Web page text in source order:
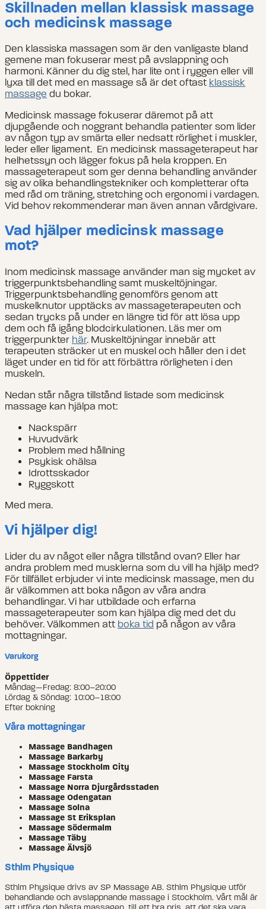
Skillnaden mellan klassisk massage
och medicinsk massage
Den klassiska massagen som är den vanligaste bland
gemene man fokuserar mest på avslappning och
harmoni. Känner du dig stel, har lite ont i ryggen eller vill
lyxa till det med en massage så är det oftast klassisk
massage du bokar.
Medicinsk massage fokuserar däremot på att
djupgående och noggrant behandla patienter som lider
av någon typ av smärta eller nedsatt rörlighet i muskler,
leder eller ligament. En medicinsk massageterapeut har
helhetssyn och lägger fokus på hela kroppen. En
massageterapeut som ger denna behandling använder
sig av olika behandlingstekniker och kompletterar ofta
med råd om träning, stretching och ergonomi i vardagen.
Vid behov rekommenderar man även annan vårdgivare.
Vad hjälper medicinsk massage
mot?
Inom medicinsk massage använder man sig mycket av
triggerpunktsbehandling samt muskeltöjningar.
Triggerpunktsbehandling genomförs genom att
muskelknutor upptäcks av massageterapeuten och
sedan trycks på under en längre tid för att lösa upp
dem och få igång blodcirkulationen. Läs mer om
triggerpunkter här. Muskeltöjningar innebär att
terapeuten sträcker ut en muskel och håller den i det
läget under en tid för att förbättra rörligheten i den
muskeln.
Nedan står några tillstånd listade som medicinsk
massage kan hjälpa mot:
Nackspärr
Huvudvärk
Problem med hållning
Psykisk ohälsa
Idrottsskador
Ryggskott
Med mera.
Vi hjälper dig!
Lider du av något eller några tillstånd ovan? Eller har
andra problem med musklerna som du vill ha hjälp med?
För tillfället erbjuder vi inte medicinsk massage, men du
är välkommen att boka någon av våra andra
behandlingar. Vi har utbildade och erfarna
massageterapeuter som kan hjälpa dig med det du
behöver. Välkommen att boka tid på någon av våra
mottagningar.
Varukorg
Öppettider
Måndag—Fredag: 8:00–20:00
Lördag & Söndag: 10:00–18:00
Efter bokning
Våra mottagningar
Massage Bandhagen
Massage Barkarby
Massage Stockholm City
Massage Farsta
Massage Norra Djurgårdsstaden
Massage Odengatan
Massage Solna
Massage St Eriksplan
Massage Södermalm
Massage Täby
Massage Älvsjö
Sthlm Physique
Sthlm Physique drivs av SP Massage AB. Sthlm Physique utför
behandlande och avslappnande massage i Stockholm. Vårt mål är